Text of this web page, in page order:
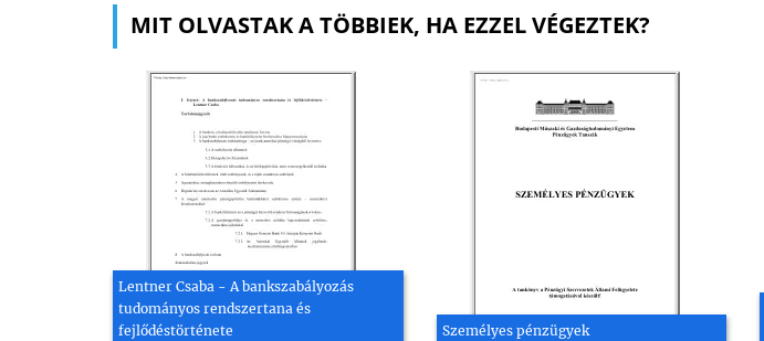
MIT OLVASTAK A TÖBBIEK, HA EZZEL VÉGEZTEK?
Lentner Csaba - A bankszabályozás
tudományos rendszertana és
fejlődéstörténete
Személyes pénzügyek